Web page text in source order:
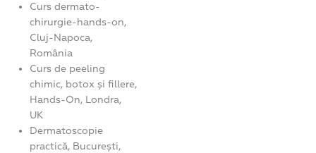
Curs dermato-
chirurgie-hands-on,
Cluj-Napoca,
România
Curs de peeling
chimic, botox și fillere,
Hands-On, Londra,
UK
Dermatoscopie
practică, București,